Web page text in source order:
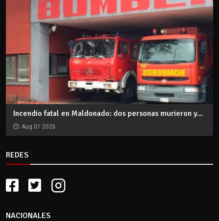
Incendio fatal en Maldonado: dos personas murieron y...
Aug 01 2026
REDES
NACIONALES